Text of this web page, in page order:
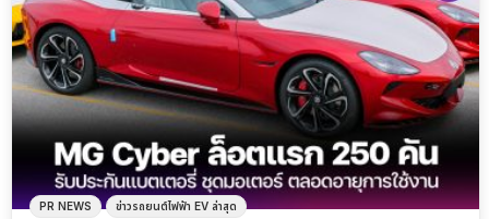
PR NEWS ข่าวรถยนต์ไฟฟ้า EV ล่าสุด